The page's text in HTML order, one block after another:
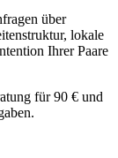
über
lokale
Ihrer Paare
für 90 € und